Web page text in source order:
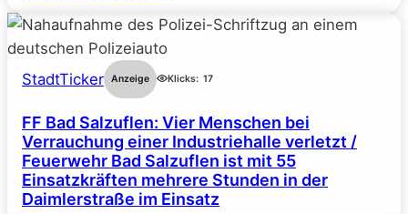
StadtTicker Anzeige Klicks: 17
FF Bad Salzuflen: Vier Menschen bei
Verrauchung einer Industriehalle verletzt /
Feuerwehr Bad Salzuflen ist mit 55
Einsatzkräften mehrere Stunden in der
Daimlerstraße im Einsatz